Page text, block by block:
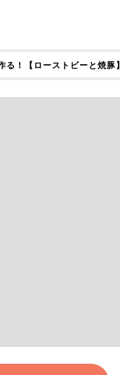
る！【ローストビーと焼豚